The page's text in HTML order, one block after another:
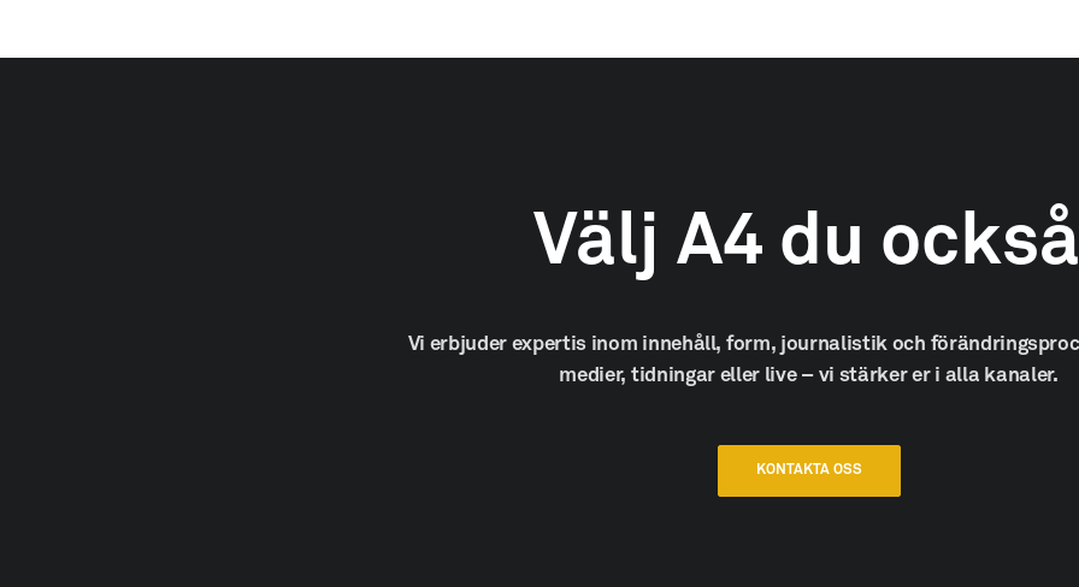
Välj A4 du också
Vi erbjuder expertis inom innehåll, form, journalistik och
medier, tidningar eller live – vi stärker er i alla kanaler.
KONTAKTA OSS